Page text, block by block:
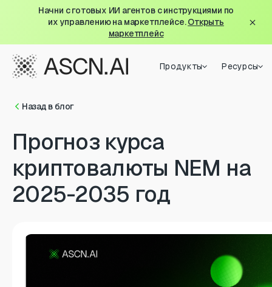
Начни с готовых ИИ агентов с инструкциями по
их управлению на маркетплейсе.Открыть
маркетплейс
Продукты Ресурсы
Назад в блог
Прогноз курса
криптовалюты NEM на
2025-2035 год